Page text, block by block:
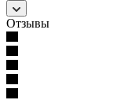
Отзывы